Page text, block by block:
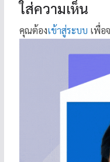
ใส่ความเห็น
คุณต้องเข้าสู่ระบบ เพื่อ